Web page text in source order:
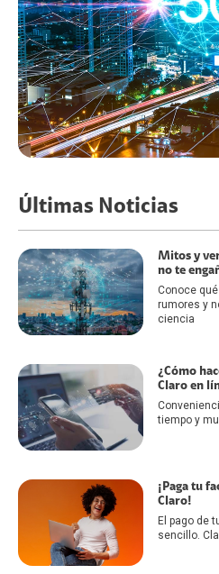
Últimas Noticias
Mitos y
no te
Conoce
rumores y
ciencia
¿Cómo
Claro en
tiempo y
¡Paga tu
Claro!
El pago de
sencillo.